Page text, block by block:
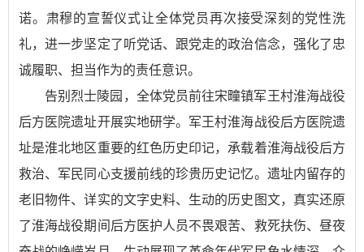
诺。肃穆的宣誓仪式让全体党员再次接受深刻的党性洗
礼，进一步坚定了听党话、跟党走的政治信念，强化了忠
诚履职、担当作为的责任意识。
告别烈士陵园，全体党员前往宋疃镇军王村淮海战役
后方医院遗址开展实地研学。军王村淮海战役后方医院遗
址是淮北地区重要的红色历史印记，承载着淮海战役后方
救治、军民同心支援前线的珍贵历史记忆。遗址内留存的
老旧物件、详实的文字史料、生动的历史图文，真实还原
了淮海战役期间后方医护人员不畏艰苦、救死扶伤、昼夜